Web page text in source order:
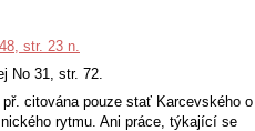
str. 23 n.
No 31, str. 72.
citována pouze stať Karcevského o
rytmu. Ani práce, týkající se